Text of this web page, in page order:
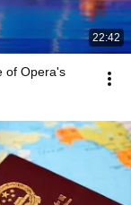
22:42
of Opera's